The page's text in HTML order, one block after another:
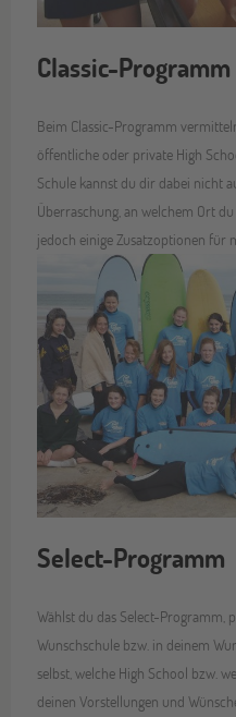
Classic-Programm
Beim Classic-Programm
öffentliche oder private High
Schule kannst du dir dabei nicht
Überraschung, an welchem Ort
jedoch einige Zusatzoptionen für
Select-Programm
Wählst du das Select-Programm,
Wunschschule bzw. in deinem
selbst, welche High School bzw.
deinen Vorstellungen und